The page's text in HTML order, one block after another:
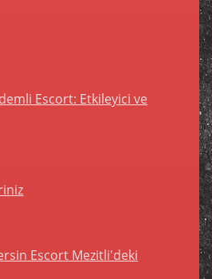
Escort: Etkileyici ve
Escort Mezitli'deki